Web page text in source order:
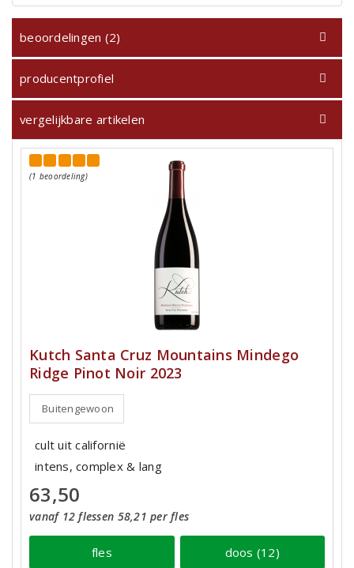
beoordelingen (2)
producentprofiel
vergelijkbare artikelen
(1 beoordeling)
Kutch Santa Cruz Mountains Mindego
Ridge Pinot Noir 2023
Buitengewoon
cult uit californië
intens, complex & lang
63,50
vanaf 12 flessen 58,21 per fles
fles doos (12)